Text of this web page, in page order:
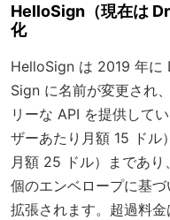
HelloSign（現在は
化
HelloSign は 2019 年
Sign に名前が変更され
リーな API を提供して
ザーあたり月額 15 ドル
月額 25 ドル）まであ
個のエンベロープに基
拡張されます。超過料